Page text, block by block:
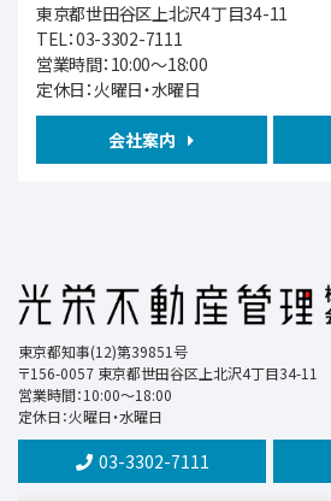
第6位
第8位
東京都世田谷区上北沢4丁目34-11
TEL：03-3302-7111
営業時間：10:00～18:00
定休日：火曜日・水曜日
会社案内
東京都知事(12)第39851号
〒156-0057 東京都世田谷区上北沢4丁目34-11
営業時間：10:00～18:00
定休日：火曜日・水曜日
03-3302-7111